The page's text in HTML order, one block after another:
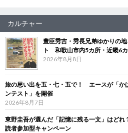
カルチャー
豊臣秀吉・秀長兄弟ゆかりの
ト 和歌山市内5カ所・近畿6
2026年8月8日
旅の思い出を五・七・五で！ エースが「か
ンテスト」を開催
2026年8月7日
東野圭吾が選んだ「記憶に残る一文」はど
読者参加型キャンペーン